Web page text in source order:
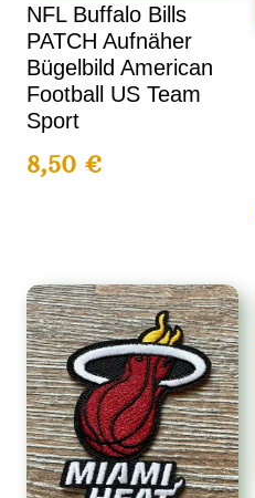
NFL Buffalo Bills
PATCH Aufnäher
Bügelbild American
Football US Team
Sport
8,50€